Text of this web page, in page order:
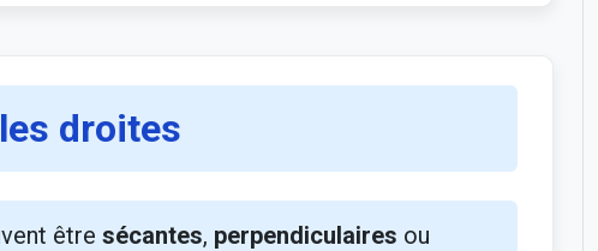
droites
être sécantes, perpendiculaires ou